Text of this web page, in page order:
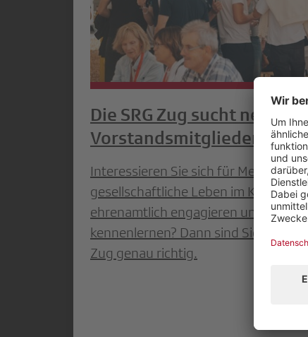
Die SRG Zug sucht neue
Vorstandsmitglieder
Interessieren Sie sich für Medien,
gesellschaftliche Leben im Kanton
ehrenamtlich engagieren und dabei
kennenlernen? Dann sind Sie als
Zug genau richtig.